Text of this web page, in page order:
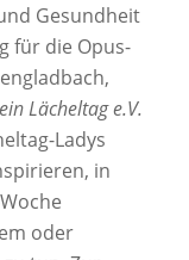
Gesundheit
für die Opus-
Lächeltag e.V.
Ladys
in
oder